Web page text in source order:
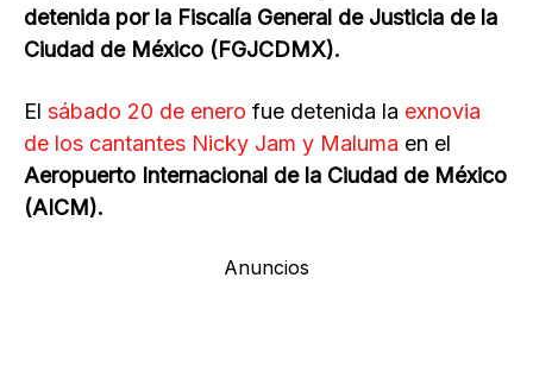
detenida por la Fiscalía General de Justicia de la
Ciudad de México (FGJCDMX).
El sábado 20 de enero fue detenida la exnovia
de los cantantes Nicky Jam y Maluma en el
Aeropuerto Internacional de la Ciudad de México
(AICM).
Anuncios